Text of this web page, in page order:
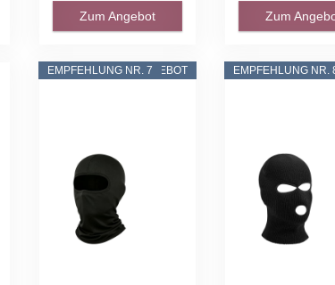
Zum Angebot Zum
ANGEBOT
EMPFEHLUNG NR. 7 EMPFEHLUNG NR.